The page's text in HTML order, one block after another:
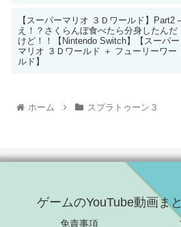
【スーパーマリオ ３Ｄワールド】Part2
え！？さくらんぼ食べたら分身したんだ
けど！！【Nintendo Switch】【スーパー
マリオ ３Ｄワールド ＋ フューリーワー
ルド】
ホーム スプラトゥーン３
ゲームのYouTube動画ま
免責事項